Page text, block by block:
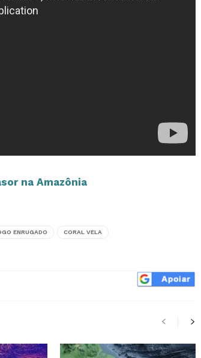
na Amazônia
ENRUGADO CORAL VELA